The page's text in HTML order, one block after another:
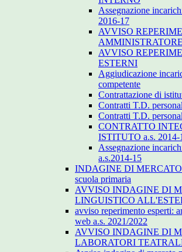
Assegnazione
2016-17
AVVISO
AVVISO
ESTERNI
Aggiudicazione
competente
Contrattazione di
Contratti T.D.
Contratti T.D.
CONTRATTO
ISTITUTO a.s. 2014-
Assegnazione
a.s.2014-15
INDAGINE DI MERCATO
scuola primaria
AVVISO INDAGINE DI
LINGUISTICO
avviso reperimento esperti:
web a.s. 2021/2022
AVVISO INDAGINE DI
LABORATORI